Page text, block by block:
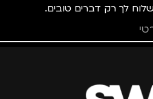
לך רק דברים טובים.